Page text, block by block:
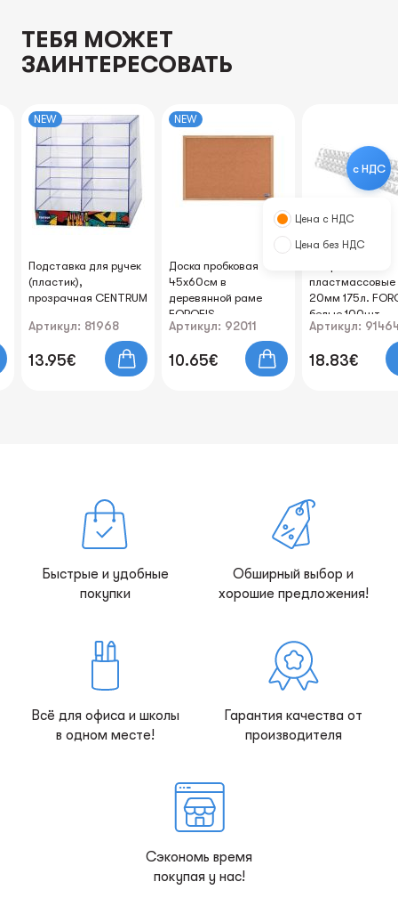
ТЕБЯ МОЖЕТ
ЗАИНТЕРЕСОВАТЬ
NEW
Подставка для ручек
(пластик),
прозрачная CENTRUM
Артикул: 81968
13.95€
NEW
Доска пробковая
45x60см в
деревянной раме
FOROFIS
Артикул: 92011
10.65€
пластмассовые
20мм 175л.
белые 100шт.
Артикул:
18.83€
с НДС
Цена с НДС
Цена без НДС
Быстрые и удобные
покупки
Обширный выбор и
хорошие предложения!
Всё для офиса и школы
в одном месте!
Гарантия качества от
производителя
Сэкономь время
покупая у нас!